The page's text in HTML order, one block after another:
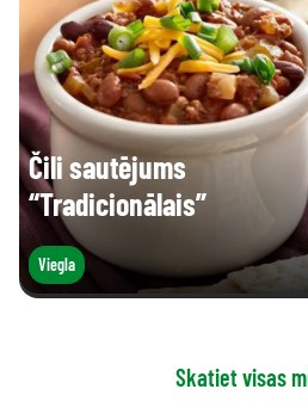
Čili sautējums
“Tradicionālais”
Viegla
Skatiet visas